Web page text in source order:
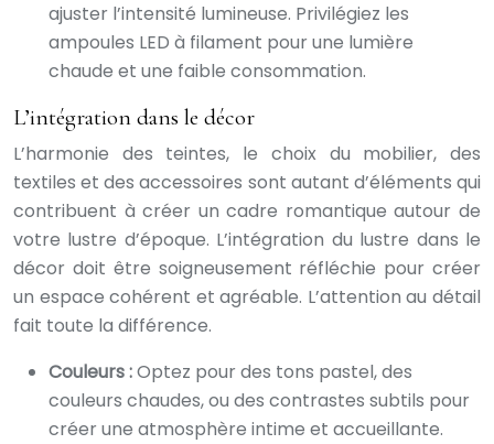
ajuster l’intensité lumineuse. Privilégiez les
ampoules LED à filament pour une lumière
chaude et une faible consommation.
L’intégration dans le décor
L’harmonie des teintes, le choix du mobilier, des
textiles et des accessoires sont autant d’éléments qui
contribuent à créer un cadre romantique autour de
votre lustre d’époque. L’intégration du lustre dans le
décor doit être soigneusement réfléchie pour créer
un espace cohérent et agréable. L’attention au détail
fait toute la différence.
Couleurs :Optez pour des tons pastel, des
couleurs chaudes, ou des contrastes subtils pour
créer une atmosphère intime et accueillante.